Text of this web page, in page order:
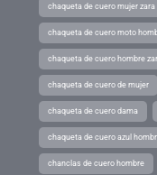
chaqueta de cuero mujer zara
chaqueta de cuero moto
chaqueta de cuero hombre
chaqueta de cuero de mujer
chaqueta de cuero dama
chaqueta de cuero azul
chanclas de cuero hombre